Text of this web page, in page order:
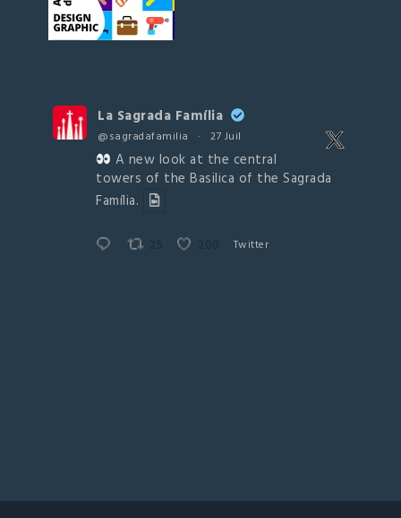
La Sagrada Família
@sagradafamilia · 27 Juil
A new look at the central
towers of the Basilica of the Sagrada
Família.
25 200 Twitter